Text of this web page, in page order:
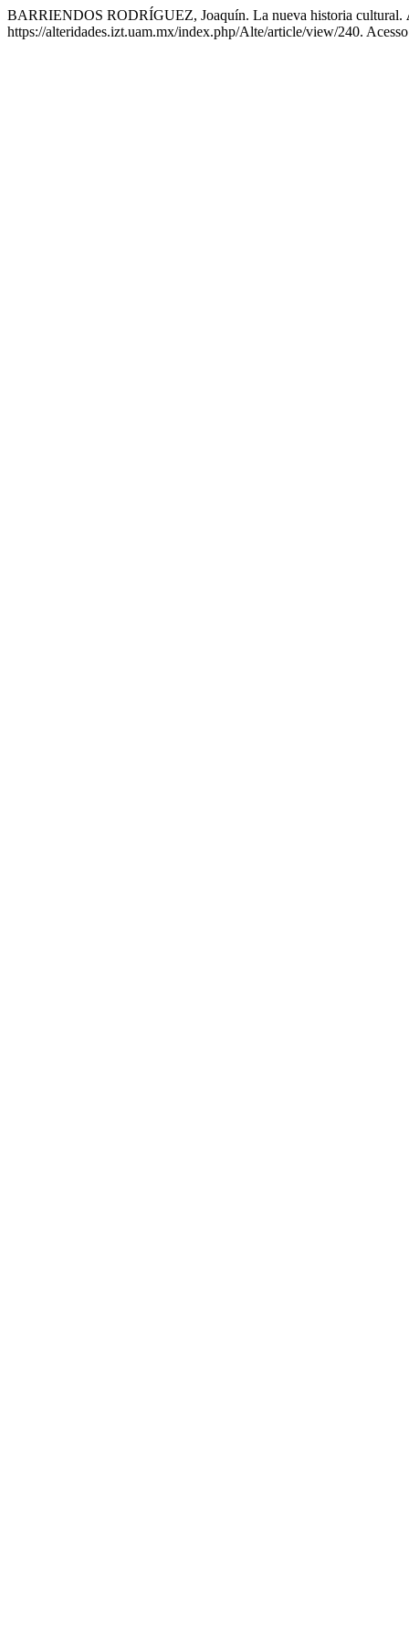
BARRIENDOS RODRÍGUEZ, Joaquín. La nueva historia cultural.
https://alteridades.izt.uam.mx/index.php/Alte/article/view/240.